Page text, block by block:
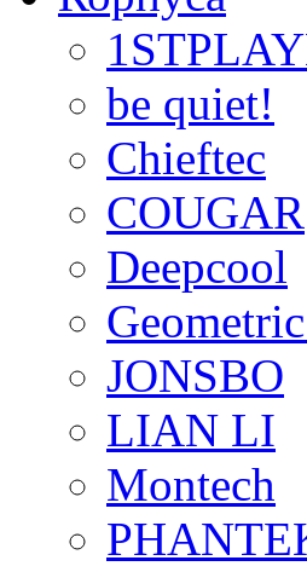
be quiet!
Chieftec
COUGAR
Deepcool
JONSBO
LIAN LI
Montech